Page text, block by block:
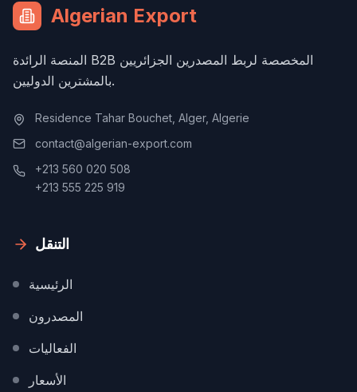
Algerian Export
المنصة الرائدة B2B المخصصة لربط المصدرين الجزائريين
بالمشترين الدوليين.
Residence Tahar Bouchet, Alger, Algerie
contact@algerian-export.com
+213 560 020 508
+213 555 225 919
التنقل
الرئيسية
المصدرون
الفعاليات
الأسعار